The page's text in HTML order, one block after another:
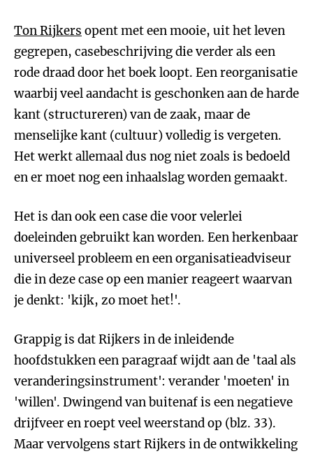
Ton Rijkers opent met een mooie, uit het leven
gegrepen, casebeschrijving die verder als een
rode draad door het boek loopt. Een reorganisatie
waarbij veel aandacht is geschonken aan de harde
kant (structureren) van de zaak, maar de
menselijke kant (cultuur) volledig is vergeten.
Het werkt allemaal dus nog niet zoals is bedoeld
en er moet nog een inhaalslag worden gemaakt.
Het is dan ook een case die voor velerlei
doeleinden gebruikt kan worden. Een herkenbaar
universeel probleem en een organisatieadviseur
die in deze case op een manier reageert waarvan
je denkt: 'kijk, zo moet het!'.
Grappig is dat Rijkers in de inleidende
hoofdstukken een paragraaf wijdt aan de 'taal als
veranderingsinstrument': verander 'moeten' in
'willen'. Dwingend van buitenaf is een negatieve
drijfveer en roept veel weerstand op (blz. 33).
Maar vervolgens start Rijkers in de ontwikkeling